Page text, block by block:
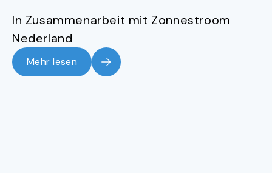
In Zusammenarbeit mit Zonnestroom
Nederland
Mehr lesen